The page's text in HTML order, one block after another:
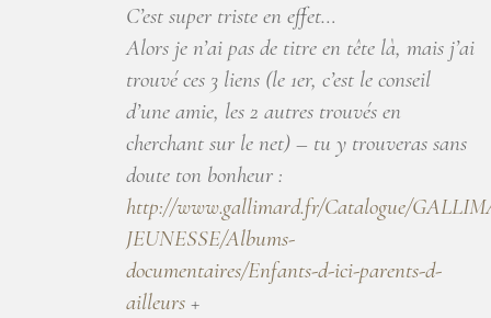
C’est super triste en effet…
Alors je n’ai pas de titre en tête là, mais j’ai
trouvé ces 3 liens (le 1er, c’est le conseil
d’une amie, les 2 autres trouvés en
cherchant sur le net) – tu y trouveras sans
doute ton bonheur :
http://www.gallimard.fr/Catalogue/
JEUNESSE/Albums-
documentaires/Enfants-d-ici-parents-d-
ailleurs +